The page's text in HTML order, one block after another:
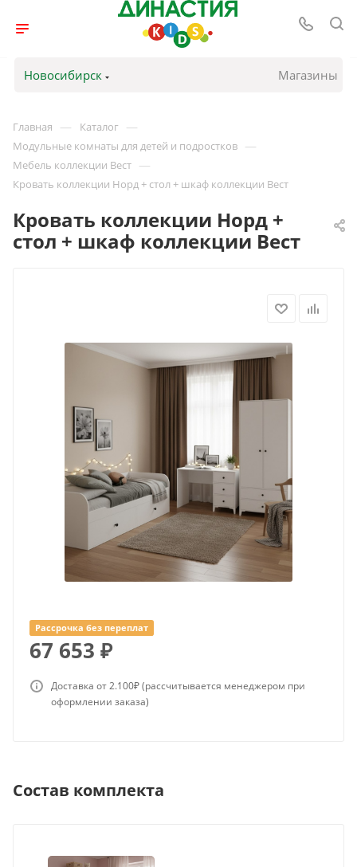
Новосибирск Магазины
Главная — Каталог —
Модульные комнаты для детей и подростков —
Мебель коллекции Вест —
Кровать коллекции Норд + стол + шкаф коллекции Вест
Кровать коллекции Норд +
стол + шкаф коллекции Вест
Рассрочка без переплат
67 653 ₽
Доставка от 2.100₽ (рассчитывается менеджером при
оформлении заказа)
Состав комплекта